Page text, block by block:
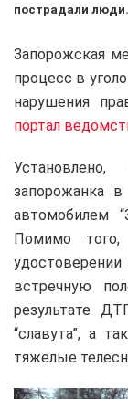
пострадали люди.
Запорожская
процесс в
нарушения
портал
запорожанка в
автомобилем
Помимо того,
встречную
результате
“славута”, а
тяжелые